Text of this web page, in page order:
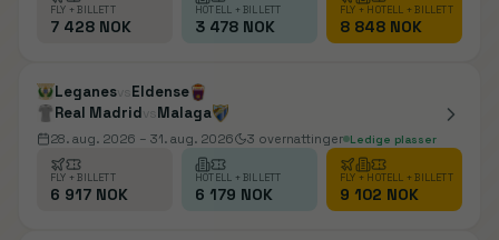
FLY + BILLETT
7 428 NOK
HOTELL + BILLETT
3 478 NOK
FLY + HOTELL + BILLETT
8 848 NOK
Leganesvs Eldense
Real Madrid vs Malaga
28. aug. 2026 – 31. aug. 2026 3 overnattinger Ledige plasser
FLY + BILLETT
6 917 NOK
HOTELL + BILLETT
6 179 NOK
FLY + HOTELL + BILLETT
9 102 NOK